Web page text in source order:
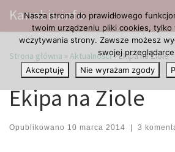
Przejdź do treści
Kanabis.info
Strona główna » Aktualności»Ekipa na Ziole
Ekipa na Ziole
Opublikowano 10 marca 2014 | 3
Nasza strona do prawidłowego
twoim urządzeniu pliki cookies, tylko
wczytywania strony. Zawsze możesz
swojej
Akceptuję
Nie wyrażam zgody